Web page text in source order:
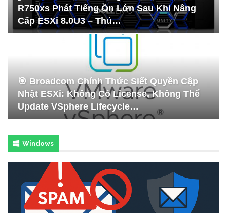
R750xs Phát Tiếng Ồn Lớn Sau Khi Nâng
Cấp ESXi 8.0U3 – Thủ…
🎯 Broadcom Chính Thức Siết Quyền Cập
Nhật ESXi: Không Có License, Không Thể
Update VSphere Lifecycle…
Windows